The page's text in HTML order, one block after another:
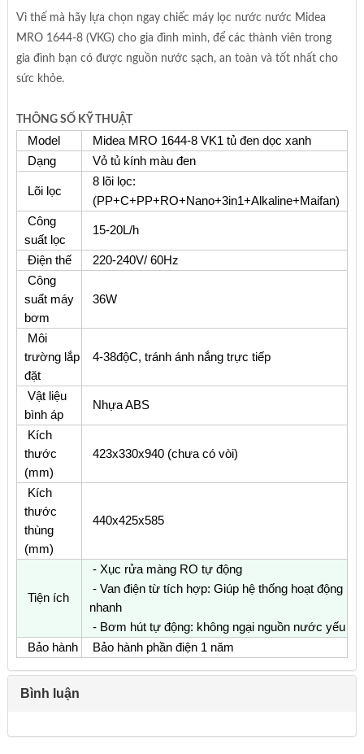
Vì thế mà hãy lựa chọn ngay chiếc máy lọc nước nước Midea
MRO 1644-8 (VKG) cho gia đình mình, để các thành viên trong
gia đình bạn có được nguồn nước sạch, an toàn và tốt nhất cho
sức khỏe.
THÔNG SỐ KỸ THUẬT
Model
Midea MRO 1644-8 VK1 tủ đen dọc xanh
Dạng
Vỏ tủ kính màu đen
Lõi lọc
8 lõi lọc:
(PP+C+PP+RO+Nano+3in1+Alkaline+Maifan)
Công
suất lọc
15-20L/h
Điện thế
220-240V/ 60Hz
Công
suất máy
bơm
36W
Môi
trường lắp
đặt
4-38độC, tránh ánh nắng trực tiếp
Vật liệu
bình áp
Nhựa ABS
Kích
thước
(mm)
423x330x940 (chưa có vòi)
Kích
thước
thùng
(mm)
440x425x585
Tiện ích
- Xục rửa màng RO tự động
- Van điện từ tích hợp: Giúp hệ thống hoạt động
nhanh
- Bơm hút tự động: không ngại nguồn nước yếu
Bảo hành
Bảo hành phần điện 1 năm
Bình luận